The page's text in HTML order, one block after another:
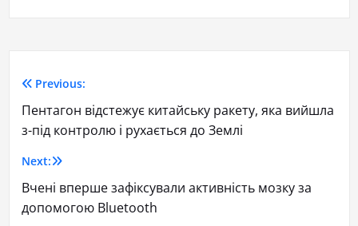
Previous:
Пентагон відстежує китайську ракету, яка вийшла
з-під контролю і рухається до Землі
Next:
Вчені вперше зафіксували активність мозку за
допомогою Bluetooth